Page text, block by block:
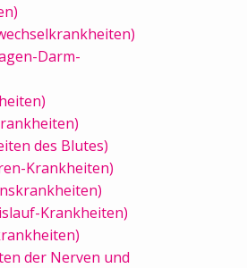
Darm-
des Blutes)
Krankheiten)
Krankheiten)
der Nerven und